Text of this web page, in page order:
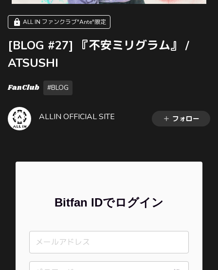
ALL IN ファンクラブ"Ante"限定
[BLOG #27] 『不安ミリグラム』 /
ATSUSHI
FanClub #BLOG
ALLIN OFFICIAL SITE フォロー
Bitfan IDでログイン